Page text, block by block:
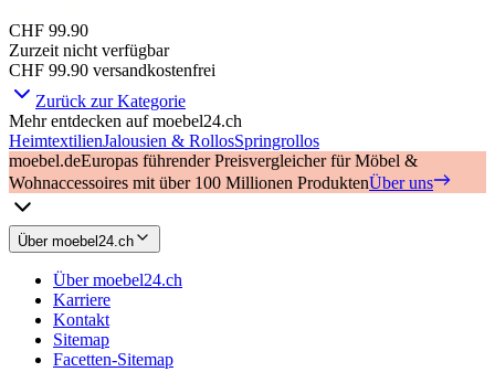
CHF 99.90
Zurzeit nicht verfügbar
CHF 99.90 versandkostenfrei
Zurück zur Kategorie
Mehr entdecken auf moebel24.ch
HeimtextilienJalousien & RollosSpringrollos
moebel.deEuropas führender Preisvergleicher für Möbel &
Wohnaccessoires mit über 100 Millionen ProduktenÜber uns
Über moebel24.ch
Über moebel24.ch
Karriere
Kontakt
Sitemap
Facetten-Sitemap